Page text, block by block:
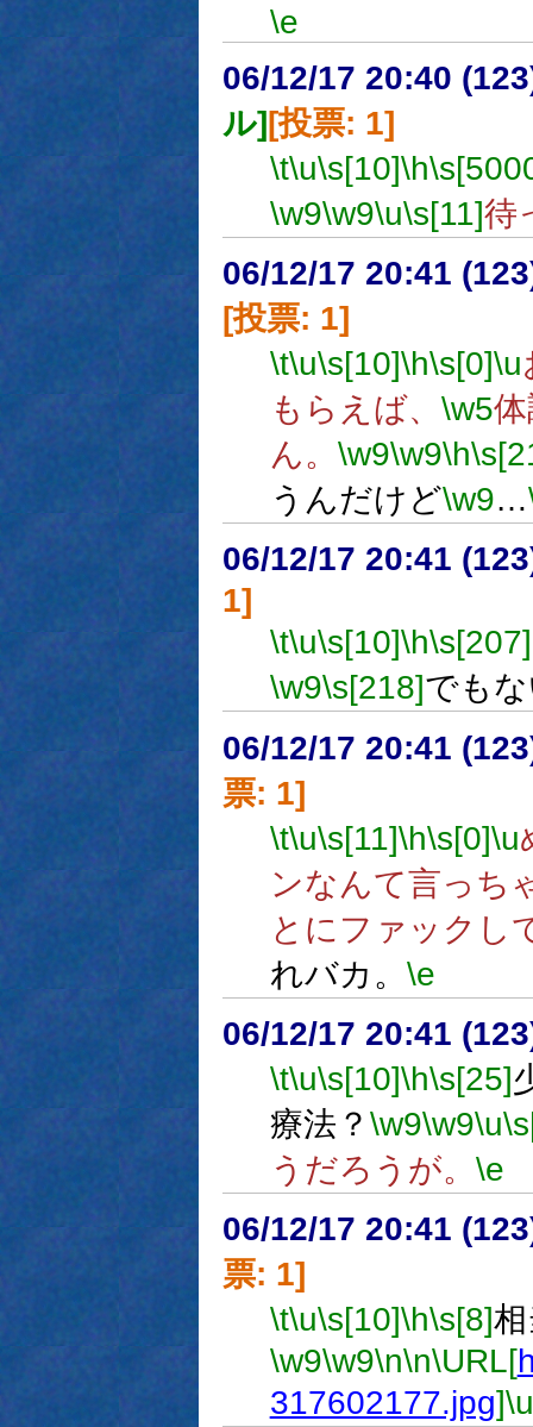
\e
06/12/17 20:40
ル][投票: 1]
\t\u\s[10]\h
\w9\w9\u\s[11]待
06/12/17 20:41
[投票: 1]
\t\u\s[10]\h\s[0]\u
もらえば、 \w5
ん。 \w9\w9\h
うんだけど\w9…
06/12/17 20:41
1]
\t\u\s[10]\h\s[207]
\w9\s[218]でも
06/12/17 20:41
票: 1]
\t\u\s[11]\h\s[0]\u
ンなんて言っち
とにファックし
れバカ。 \e
06/12/17 20:41
\t\u\s[10]\h\s[25]
療法？ \w9\w9\u
うだろうが。 \e
06/12/17 20:41
票: 1]
\t\u\s[10]\h\s[8]
\w9\w9\n\n\URL[
317602177.jpg]\u